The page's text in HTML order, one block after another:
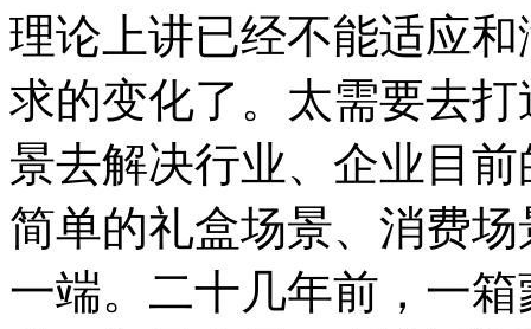
理论上讲已经不能适应
求的变化了。太需要去
景去解决行业、企业目
简单的礼盒场景、消费
一端。二十几年前，一